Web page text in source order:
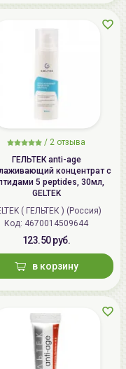
/ 2 отзыва
ГЕЛЬТЕК anti-age
концентрат с
5 peptides, 30мл,
GELTEK
( ГЕЛЬТЕК ) (Россия)
Код: 4670014509644
123.50 руб.
в корзину